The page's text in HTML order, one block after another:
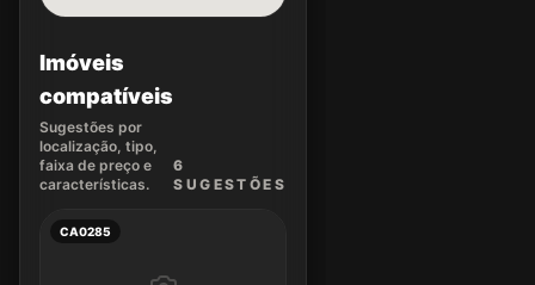
Imóveis
compatíveis
Sugestões por
localização, tipo,
faixa de preço e
características.
6
SUGEST ÕES
CA0285